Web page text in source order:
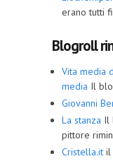
erano tutti
Blogroll
Vita media
media Il
Giovanni
La stanza Il
pittore
Cristella.it il